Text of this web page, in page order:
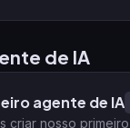
de IA
agente de IA
criar nosso